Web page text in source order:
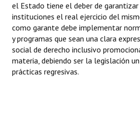
el Estado tiene el deber de
instituciones el real ejercicio del
como garante debe implementar
y programas que sean una clara
social de derecho inclusivo
materia, debiendo ser la legislación
prácticas regresivas.